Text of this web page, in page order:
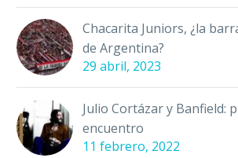
Chacarita Juniors, ¿la
de Argentina?
29 abril, 2023
Julio Cortázar y Banfield:
encuentro
11 febrero, 2022